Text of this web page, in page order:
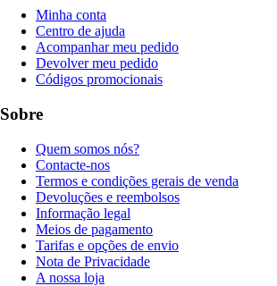
Minha conta
Centro de ajuda
Acompanhar meu pedido
Devolver meu pedido
Códigos promocionais
Sobre
Quem somos nós?
Contacte-nos
Termos e condições gerais de venda
Devoluções e reembolsos
Informação legal
Meios de pagamento
Tarifas e opções de envio
Nota de Privacidade
A nossa loja